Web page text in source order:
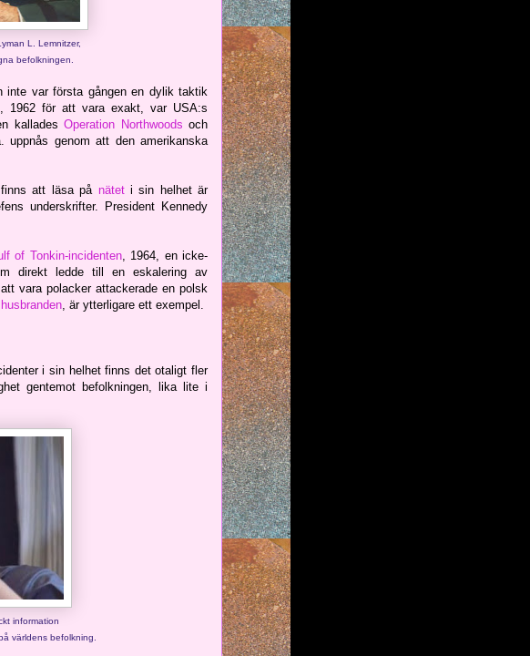
L. Lemnitzer,
befolkningen
inte var första gången en dylik taktik
1962 för att vara exakt, var USA:s
kalladesOperation Northwoods och
genom att den amerikanska
finns att läsa på näteti sin helhet är
underskrifter. President Kennedy
of Tonkin-incidenten, 1964, en icke-
direkt ledde till en eskalering av
vara polacker attackerade en polsk
, är ytterligare ett exempel.
i sin helhet finns det otaligt fler
gentemot befolkningen, lika lite i
information
världens befolkning.